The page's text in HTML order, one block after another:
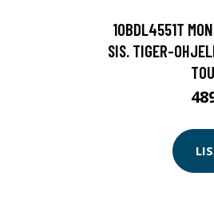
10BDL4551T
SIS. TIGER-